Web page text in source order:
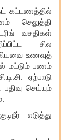
கட்டணத்தில்
செலுத்தி
வசதிகள்
சில
உணவுத்
மட்டும் பணம்
ஏற்பாடு
செய்யும்
எடுத்து